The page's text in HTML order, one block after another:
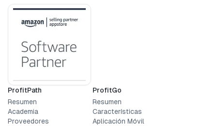
ProfitPath
Resumen
Academia
Proveedores
ProfitGo
Resumen
Características
Aplicación Móvil